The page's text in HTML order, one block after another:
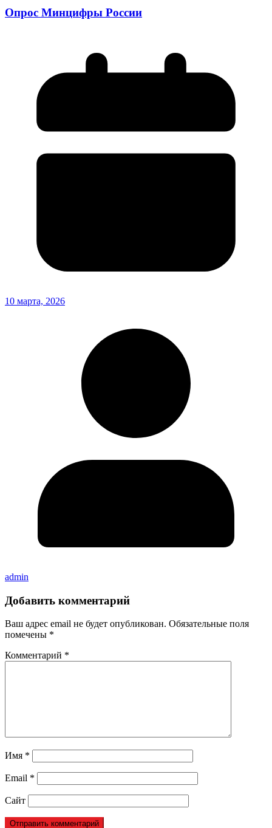
Опрос Минцифры России
10 марта, 2026
admin
Добавить комментарий
Ваш адрес email не будет опубликован. Обязательные поля
помечены *
Комментарий *
Имя *
Email *
Сайт